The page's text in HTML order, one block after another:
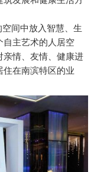
间中放入智慧、生
自主艺术的人居空
亲情、友情、健康进
住在南滨特区的业